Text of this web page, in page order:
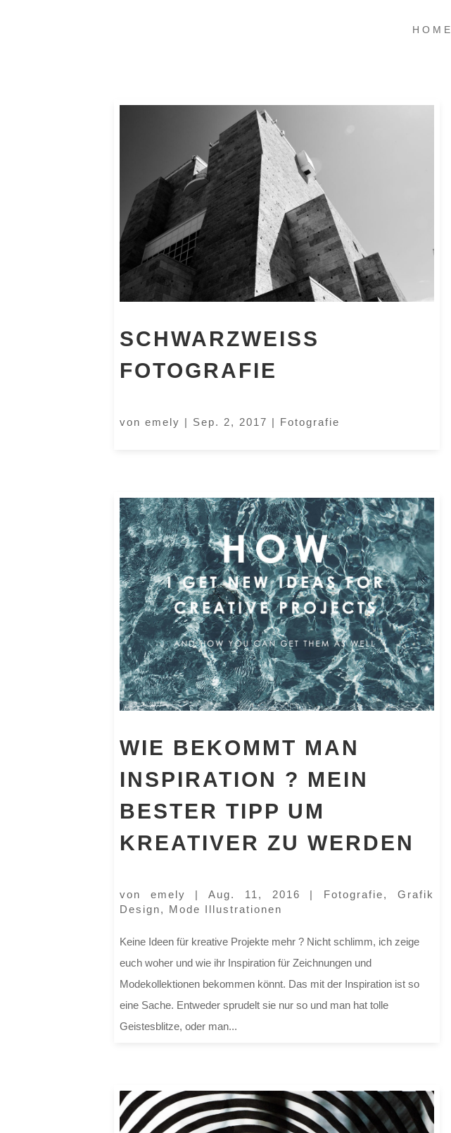
HOME
SCHWARZWEISS F
OTOGRAFIE
von emely | Sep. 2, 2017 | Fotografie
WIE BEKOMMT MAN
INSPIRATION ? MEIN
BESTER TIPP UM
KREATIVER ZU WERDEN
von emely |Aug. 11, 2016 | Fotografie, Grafik
Design, Mode Illustrationen
Keine Ideen für kreative Projekte mehr ? Nicht schlimm, ich zeige
euch woher und wie ihr Inspiration für Zeichnungen und
Modekollektionen bekommen könnt. Das mit der Inspiration ist so
eine Sache. Entweder sprudelt sie nur so und man hat tolle
Geistesblitze, oder man...